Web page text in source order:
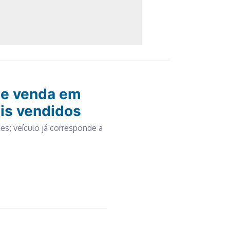
venda em
vendidos
veículo já corresponde a